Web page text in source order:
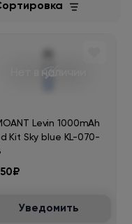
Нет в наличии
Levin 1000mAh
Kit Sky blue KL-070-
Уведомить